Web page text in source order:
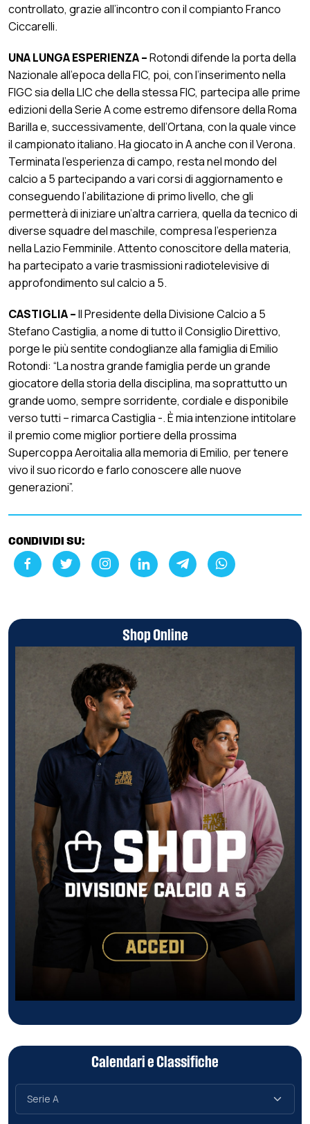
controllato, grazie all’incontro con il compianto Franco
Ciccarelli.
UNA LUNGA ESPERIENZA –Rotondi difende la porta della
Nazionale all’epoca della FIC, poi, con l’inserimento nella
FIGC sia della LIC che della stessa FIC, partecipa alle prime
edizioni della Serie A come estremo difensore della Roma
Barilla e, successivamente, dell’Ortana, con la quale vince
il campionato italiano. Ha giocato in A anche con il Verona.
Terminata l’esperienza di campo, resta nel mondo del
calcio a 5 partecipando a vari corsi di aggiornamento e
conseguendo l’abilitazione di primo livello, che gli
permetterà di iniziare un’altra carriera, quella da tecnico di
diverse squadre del maschile, compresa l’esperienza
nella Lazio Femminile. Attento conoscitore della materia,
ha partecipato a varie trasmissioni radiotelevisive di
approfondimento sul calcio a 5.
CASTIGLIA –Il Presidente della Divisione Calcio a 5
Stefano Castiglia, a nome di tutto il Consiglio Direttivo,
porge le più sentite condoglianze alla famiglia di Emilio
Rotondi: “La nostra grande famiglia perde un grande
giocatore della storia della disciplina, ma soprattutto un
grande uomo, sempre sorridente, cordiale e disponibile
verso tutti – rimarca Castiglia -. È mia intenzione intitolare
il premio come miglior portiere della prossima
Supercoppa Aeroitalia alla memoria di Emilio, per tenere
vivo il suo ricordo e farlo conoscere alle nuove
generazioni”.
CONDIVIDI SU:
Shop Online
Calendari e Classifiche